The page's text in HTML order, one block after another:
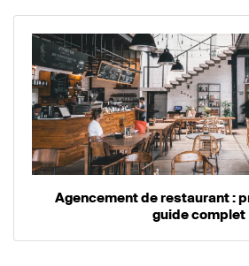
Agencement de restaurant :
guide complet